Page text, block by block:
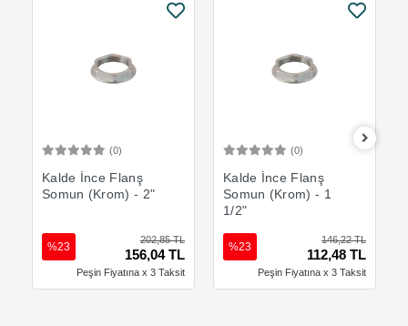
(0)
Kalde İnce Flanş
Somun (Krom) - 2"
202,85 TL
156,04 TL
%23
Peşin Fiyatına x 3 Taksit
(0)
Kalde İnce Flanş
Somun (Krom) - 1
1/2"
146,22 TL
112,48 TL
%23
Peşin Fiyatına x 3 Taksit